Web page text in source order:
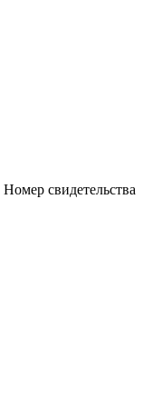
Номер свидетельства